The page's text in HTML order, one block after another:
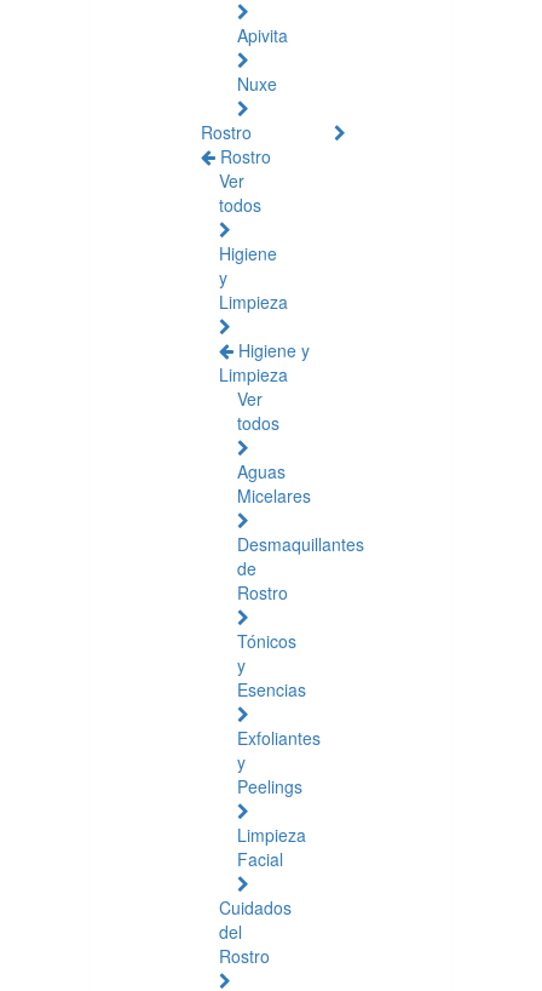
Apivita
Nuxe
Rostro
Rostro
Ver
todos
Higiene
y
Limpieza
Higiene y
Limpieza
Ver
todos
Aguas
Micelares
Desmaquillantes
de
Rostro
Tónicos
y
Esencias
Exfoliantes
y
Peelings
Limpieza
Facial
Cuidados
del
Rostro